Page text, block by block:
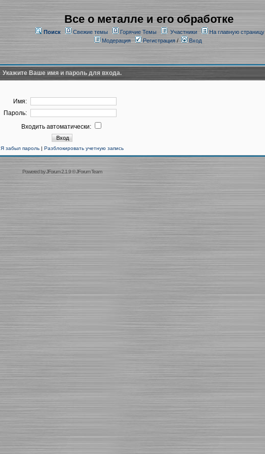
Все о металле и его обработке
Поиск Свежие темы Горячие Темы Участники
На главную страницу
Модерация
Регистрация/ Вход
Укажите Ваше имя и пароль для входа.
Имя:
Пароль:
Входить автоматически:
Я забыл пароль| Разблокировать учетную запись
Powered byJForum 2.1.9©JForum Team